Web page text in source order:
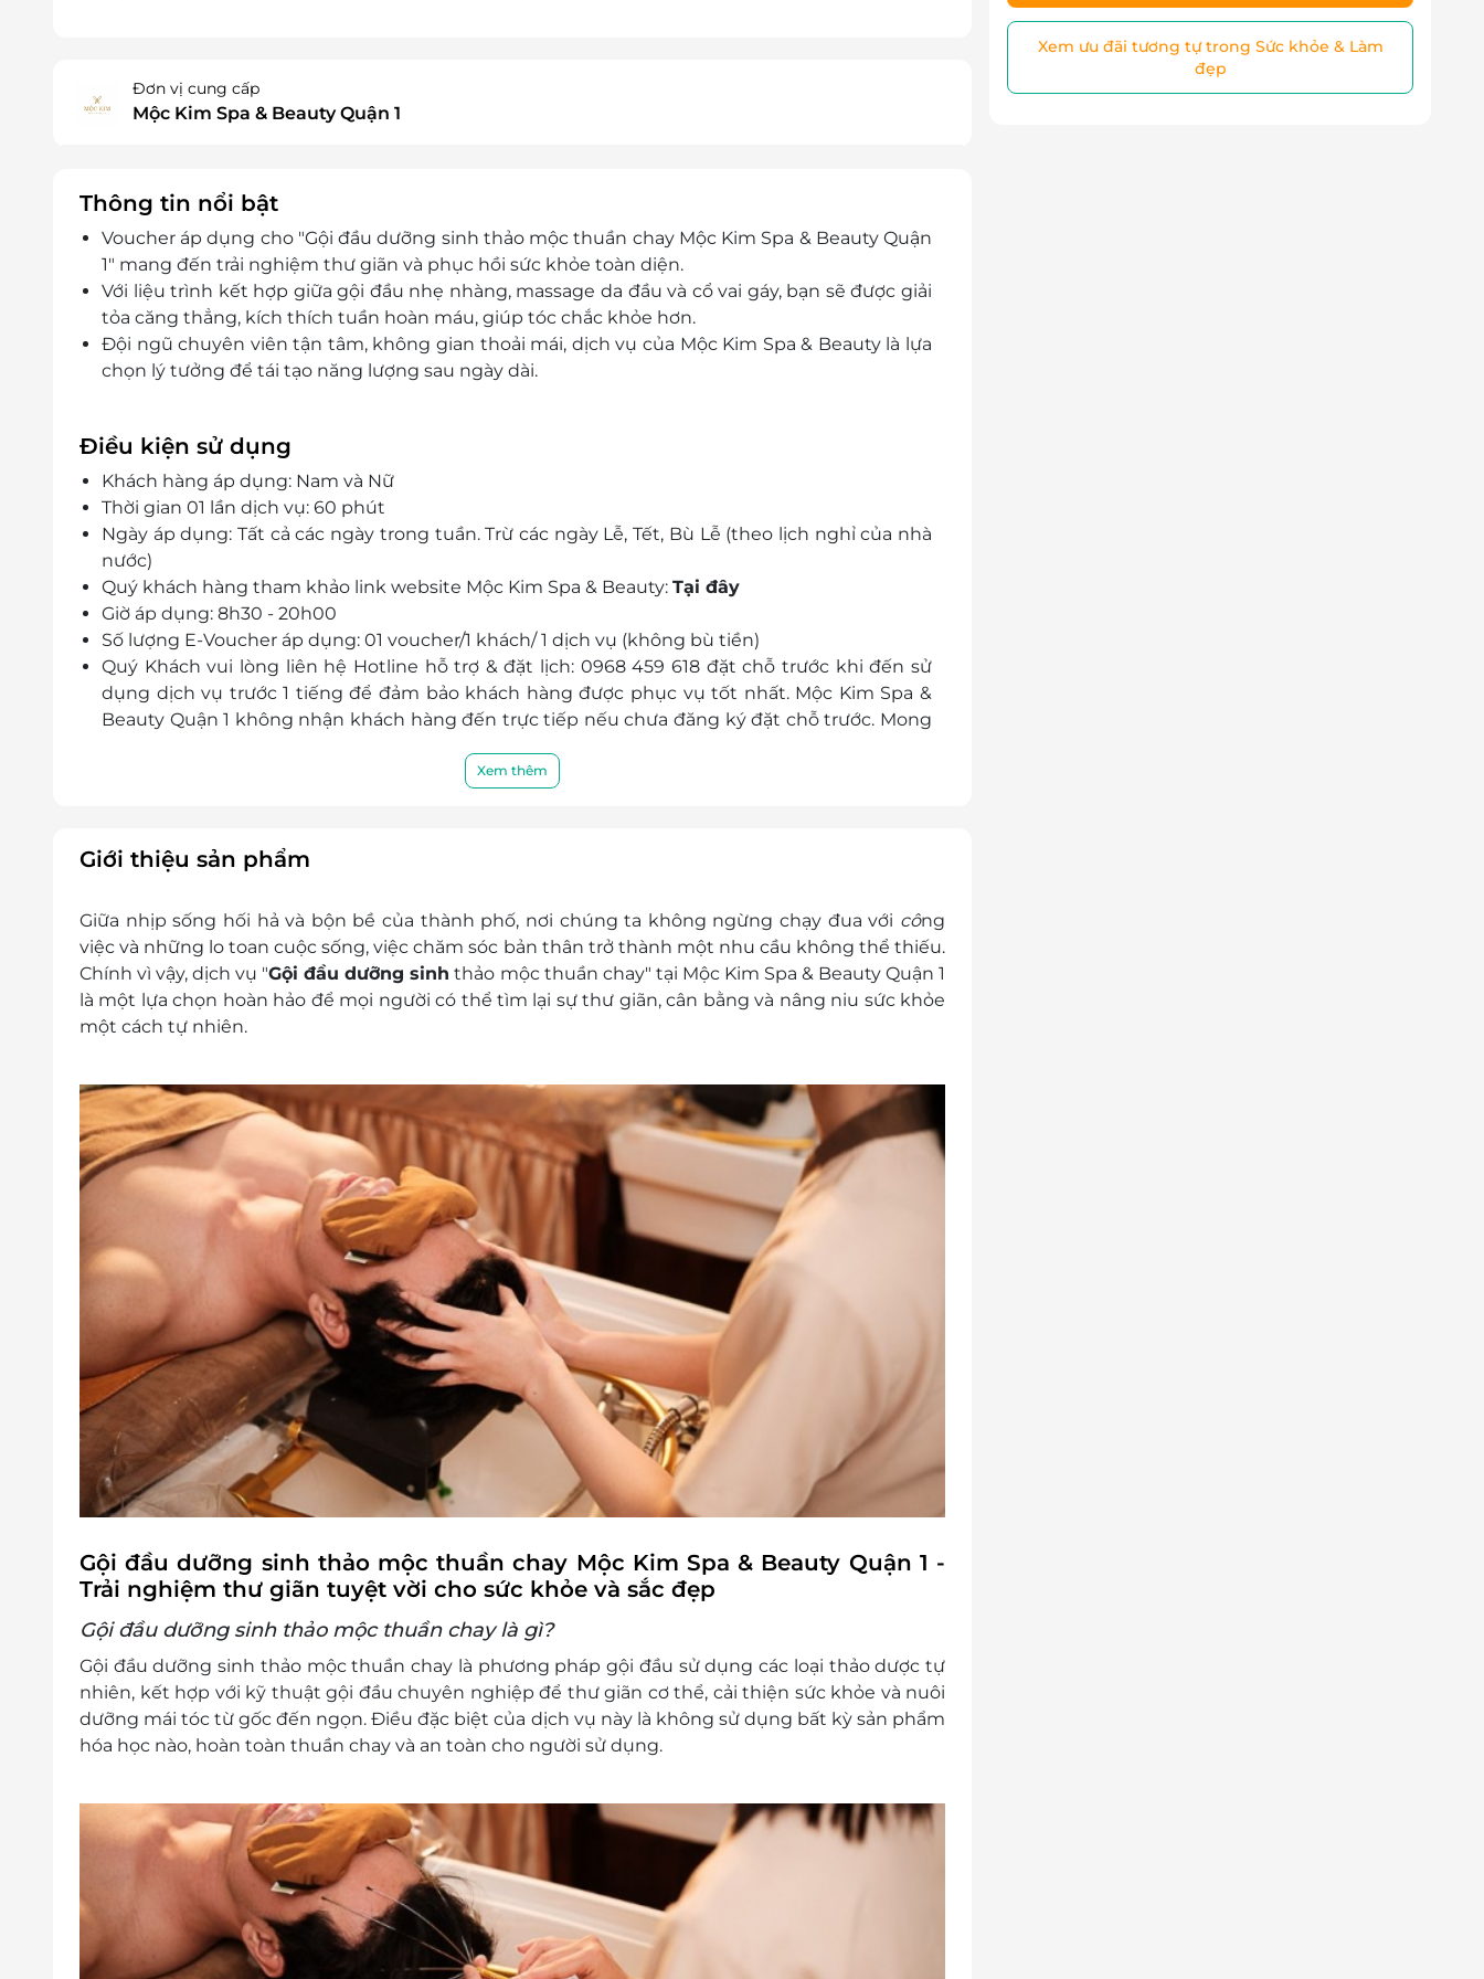
Đơn vị cung cấp
Mộc Kim Spa & Beauty Quận 1
Thông tin nổi bật
Voucher áp dụng cho "Gội đầu dưỡng sinh thảo mộc thuần chay Mộc Kim Spa & Beauty Quận
1" mang đến trải nghiệm thư giãn và phục hồi sức khỏe toàn diện.
Với liệu trình kết hợp giữa gội đầu nhẹ nhàng, massage da đầu và cổ vai gáy, bạn sẽ được giải
tỏa căng thẳng, kích thích tuần hoàn máu, giúp tóc chắc khỏe hơn.
Đội ngũ chuyên viên tận tâm, không gian thoải mái, dịch vụ của Mộc Kim Spa & Beauty là lựa
chọn lý tưởng để tái tạo năng lượng sau ngày dài.
Điều kiện sử dụng
Khách hàng áp dụng: Nam và Nữ
Thời gian 01 lần dịch vụ: 60 phút
Ngày áp dụng: Tất cả các ngày trong tuần. Trừ các ngày Lễ, Tết, Bù Lễ (theo lịch nghỉ của nhà
nước)
Quý khách hàng tham khảo link website Mộc Kim Spa & Beauty: Tại đây
Giờ áp dụng: 8h30 - 20h00
Số lượng E-Voucher áp dụng: 01 voucher/1 khách/ 1 dịch vụ (không bù tiền)
Quý Khách vui lòng liên hệ Hotline hỗ trợ & đặt lịch: 0968 459 618 đặt chỗ trước khi đến sử
dụng dịch vụ trước 1 tiếng để đảm bảo khách hàng được phục vụ tốt nhất. Mộc Kim Spa &
Beauty Quận 1 không nhận khách hàng đến trực tiếp nếu chưa đăng ký đặt chỗ trước. Mong
Địa chỉ: 12L Nguyễn Thị Minh Khai, Đa Kao, Quận 1, Hồ Chí Minh
Không áp dụng đồng thời cùng lúc với các chương trình khuyến mại khác
Giá đã bao gồm 8% VAT
Xem thêm
Giới thiệu sản phẩm
Giữa nhịp sống hối hả và bộn bề của thành phố, nơi chúng ta không ngừng chạy đua với công
việc và những lo toan cuộc sống, việc chăm sóc bản thân trở thành một nhu cầu không thể thiếu.
Chính vì vậy, dịch vụ "Gội đầu dưỡng sinh thảo mộc thuần chay" tại Mộc Kim Spa & Beauty Quận 1
là một lựa chọn hoàn hảo để mọi người có thể tìm lại sự thư giãn, cân bằng và nâng niu sức khỏe
một cách tự nhiên.
Gội đầu dưỡng sinh thảo mộc thuần chay Mộc Kim Spa & Beauty Quận 1 -
Trải nghiệm thư giãn tuyệt vời cho sức khỏe và sắc đẹp
Gội đầu dưỡng sinh thảo mộc thuần chay là gì?
Gội đầu dưỡng sinh thảo mộc thuần chay là phương pháp gội đầu sử dụng các loại thảo dược tự
nhiên, kết hợp với kỹ thuật gội đầu chuyên nghiệp để thư giãn cơ thể, cải thiện sức khỏe và nuôi
dưỡng mái tóc từ gốc đến ngọn. Điều đặc biệt của dịch vụ này là không sử dụng bất kỳ sản phẩm
hóa học nào, hoàn toàn thuần chay và an toàn cho người sử dụng.
Xem ưu đãi tương tự trong Sức khỏe & Làm
đẹp